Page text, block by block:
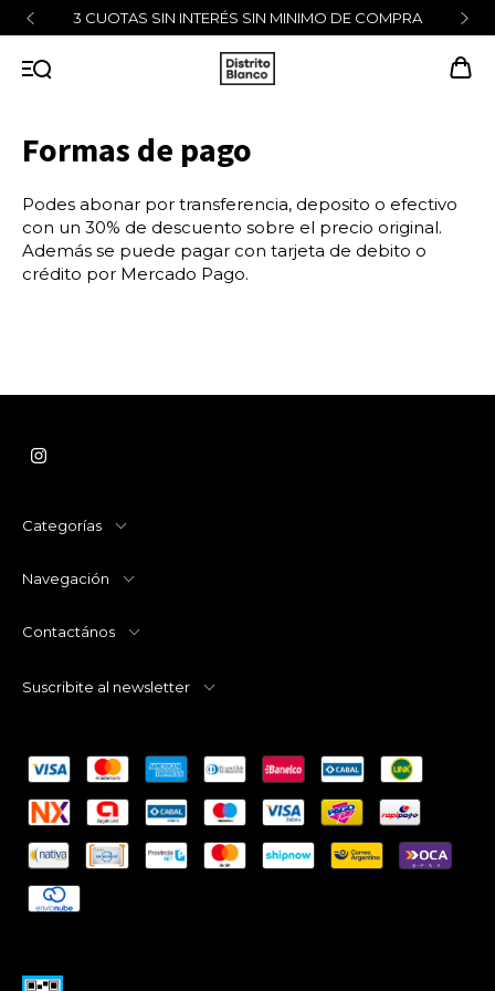
3 CUOTAS SIN INTERÉS SIN MINIMO DE COMPRA
Formas de pago
Podes abonar por transferencia, deposito o efectivo
con un 30% de descuento sobre el precio original.
Además se puede pagar con tarjeta de debito o
crédito por Mercado Pago.
Categorías
Navegación
Contactános
Suscribite al newsletter